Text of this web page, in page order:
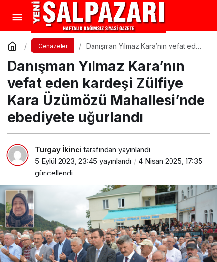
Cenazeler
Danışman Yılmaz Kara’nın vefat eden
Mahallesi’nde ebediyete uğurlandı
Danışman Yılmaz Kara’nın
vefat eden kardeşi Zülfiye
Kara Üzümözü Mahallesi’nde
ebediyete uğurlandı
Turgay İkinci tarafından yayınlandı
5 Eylül 2023, 23:45 yayınlandı
4 Nisan 2025, 17:35
güncellendi